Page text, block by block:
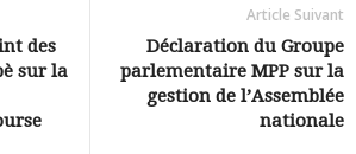
des
sur la
Article Suivant
Déclaration du Groupe
parlementaire MPP sur la
gestion de l’Assemblée
nationale